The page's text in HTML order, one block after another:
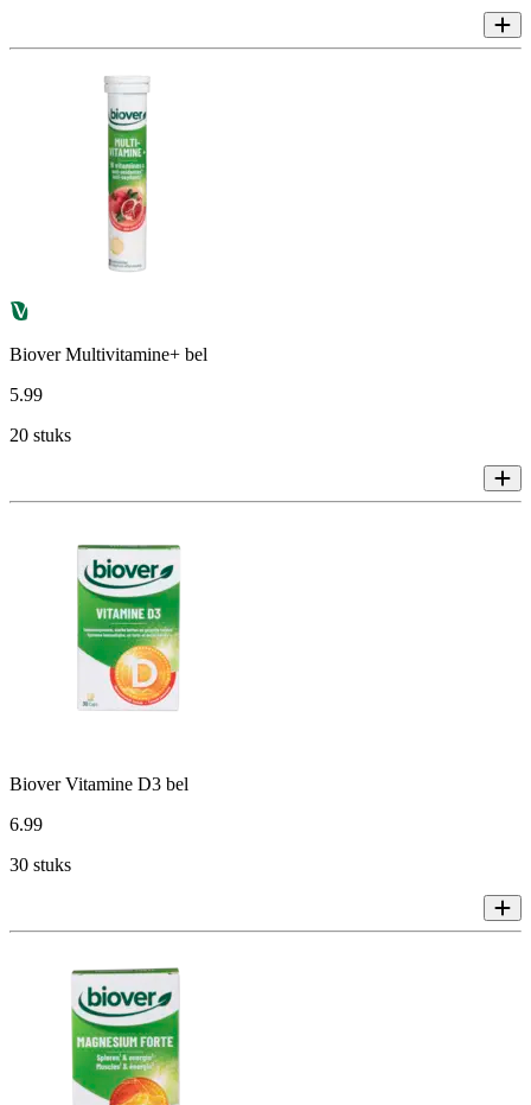
Biover Multivitamine+ bel
5.99
20 stuks
Biover Vitamine D3 bel
6.99
30 stuks